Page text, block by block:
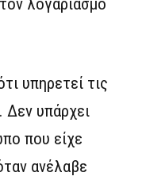
λογαριασμό
υπηρετεί τις
Δεν υπάρχει
που είχε
ανέλαβε